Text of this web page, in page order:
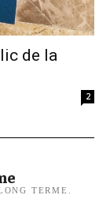
de la
2
TERME.